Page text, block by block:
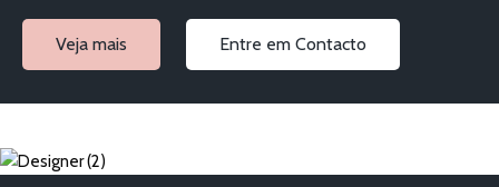
Veja mais Entre em Contacto